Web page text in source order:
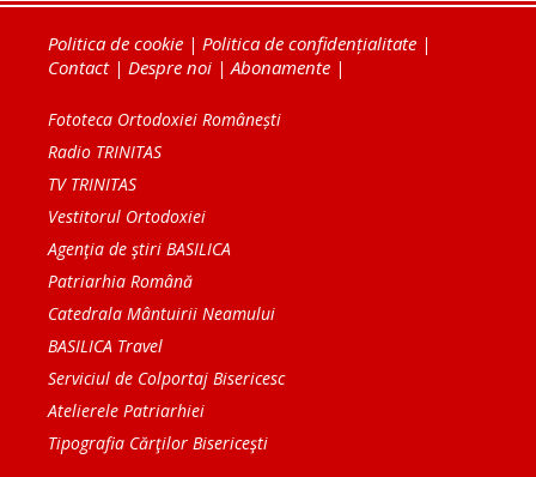
Politica de cookie | Politica de confidențialitate |
Contact| Despre noi |Abonamente |
Fototeca Ortodoxiei Românești
Radio TRINITAS
TV TRINITAS
Vestitorul Ortodoxiei
Agenţia de ştiri BASILICA
Patriarhia Română
Catedrala Mântuirii Neamului
BASILICA Travel
Serviciul de Colportaj Bisericesc
Atelierele Patriarhiei
Tipografia Cărţilor Bisericeşti